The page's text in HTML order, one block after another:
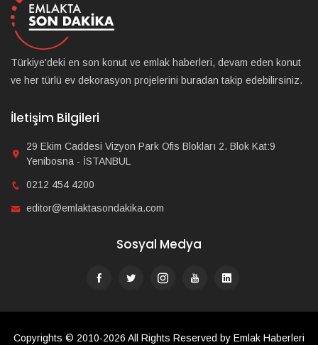
Türkiye'deki en son konut ve emlak haberleri, devam eden konut
ve her türlü ev dekorasyon projelerini buradan takip edebilirsiniz.
İletişim Bilgileri
29 Ekim Caddesi Vizyon Park Ofis Blokları 2. Blok Kat:9
Yenibosna - İSTANBUL
0212 454 4200
editor@emlaktasondakika.com
Sosyal Medya
Copyrights © 2010-2026 All Rights Reserved by Emlak Haberleri